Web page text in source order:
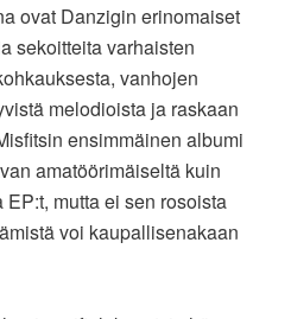
ovat Danzigin erinomaiset
sekoitteita varhaisten
vanhojen
melodioista ja raskaan
ensimmäinen albumi
amatöörimäiseltä kuin
mutta ei sen rosoista
voi kaupallisenakaan